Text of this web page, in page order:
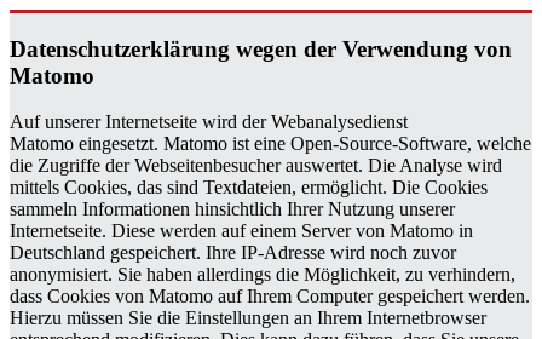
Da­ten­schutz­er­klä­rung wegen der Ver­wen­dung von
Ma­to­mo
Auf unserer Internetseite wird der Webanalysedienst
Matomo eingesetzt. Matomo ist eine Open-Source-Software, welche
die Zugriffe der Webseitenbesucher auswertet. Die Analyse wird
mittels Cookies, das sind Textdateien, ermöglicht. Die Cookies
sammeln Informationen hinsichtlich Ihrer Nutzung unserer
Internetseite. Diese werden auf einem Server von Matomo in
Deutschland gespeichert. Ihre IP-Adresse wird noch zuvor
anonymisiert. Sie haben allerdings die Möglichkeit, zu verhindern,
dass Cookies von Matomo auf Ihrem Computer gespeichert werden.
Hierzu müssen Sie die Einstellungen an Ihrem Internetbrowser